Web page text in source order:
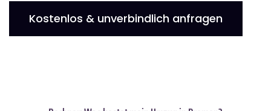
Kostenlos & unverbindlich anfragen